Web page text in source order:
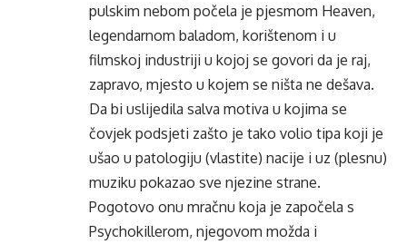
pulskim nebom počela je pjesmom Heaven,
legendarnom baladom, korištenom i u
filmskoj industriji u kojoj se govori da je raj,
zapravo, mjesto u kojem se ništa ne dešava.
Da bi uslijedila salva motiva u kojima se
čovjek podsjeti zašto je tako volio tipa koji je
ušao u patologiju (vlastite) nacije i uz (plesnu)
muziku pokazao sve njezine strane.
Pogotovo onu mračnu koja je započela s
Psychokillerom, njegovom možda i